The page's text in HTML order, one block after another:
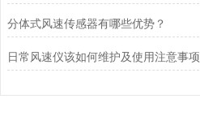
分体式风速传感器有哪些优势？
日常风速仪该如何维护及使用注意事项